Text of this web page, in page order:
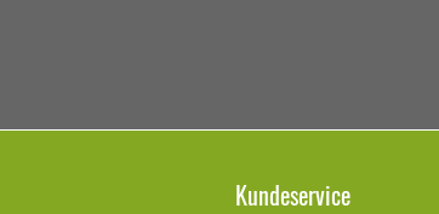
Kundeservice